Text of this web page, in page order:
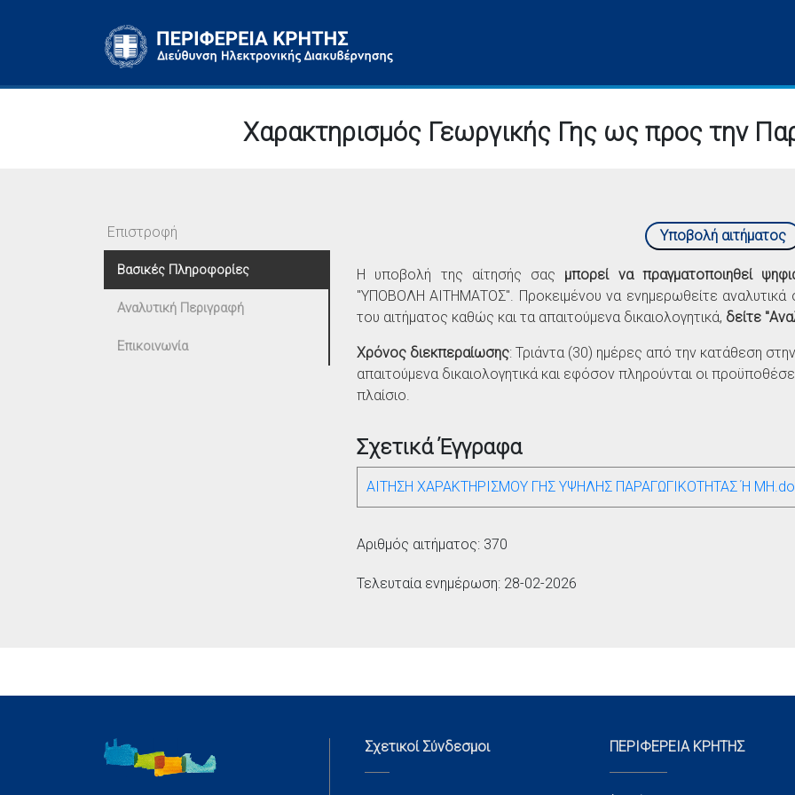
Χαρακτηρισμός Γεωργικής Γης ως προς την
Επιστροφή
Βασικές Πληροφορίες
Αναλυτική Περιγραφή
Επικοινωνία
Υποβολή αιτήματος
Η υποβολή της αίτησής σας μπορεί να πραγματοποιηθεί
"ΥΠΟΒΟΛΗ ΑΙΤΗΜΑΤΟΣ". Προκειμένου να ενημερωθείτε αναλυτικά
του αιτήματος καθώς και τα απαιτούμενα δικαιολογητικά, δείτε
Χρόνος διεκπεραίωσης: Τριάντα (30) ημέρες από την κατάθεση
απαιτούμενα δικαιολογητικά και εφόσον πληρούνται οι
πλαίσιο.
Σχετικά Έγγραφα
ΑΙΤΗΣΗ ΧΑΡΑΚΤΗΡΙΣΜΟΥ ΓΗΣ ΥΨΗΛΗΣ ΠΑΡΑΓΩΓΙΚΟΤΗΤΑΣ Ή
Αριθμός αιτήματος: 370
Τελευταία ενημέρωση: 28-02-2026
Σχετικοί Σύνδεσμοι ΠΕΡΙΦΕΡΕΙΑ ΚΡΗΤΗΣ